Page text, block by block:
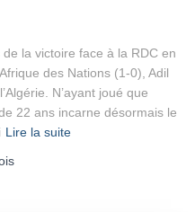
la victoire face à la RDC en
des Nations (1-0), Adil
N’ayant joué que
22 ans incarne désormais le
Lire la suite